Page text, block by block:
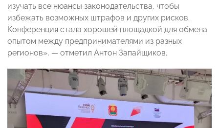
изучать все нюансы законодательства, чтобы
избежать возможных штрафов и других рисков.
Конференция стала хорошей площадкой для обмена
опытом между предпринимателями из разных
регионов», — отметил Антон Запайщиков.